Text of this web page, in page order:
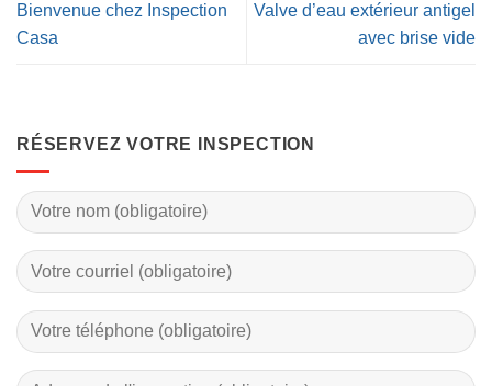
Bienvenue chez Inspection
Casa
Valve d’eau extérieur antigel
avec brise vide
RÉSERVEZ VOTRE INSPECTION